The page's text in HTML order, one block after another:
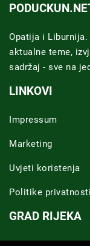
Opatija i
aktualne teme,
sadržaj - sve na
LINKOVI
Impressum
Marketing
Uvjeti koristenja
Politike privatnosti
GRAD RIJEKA